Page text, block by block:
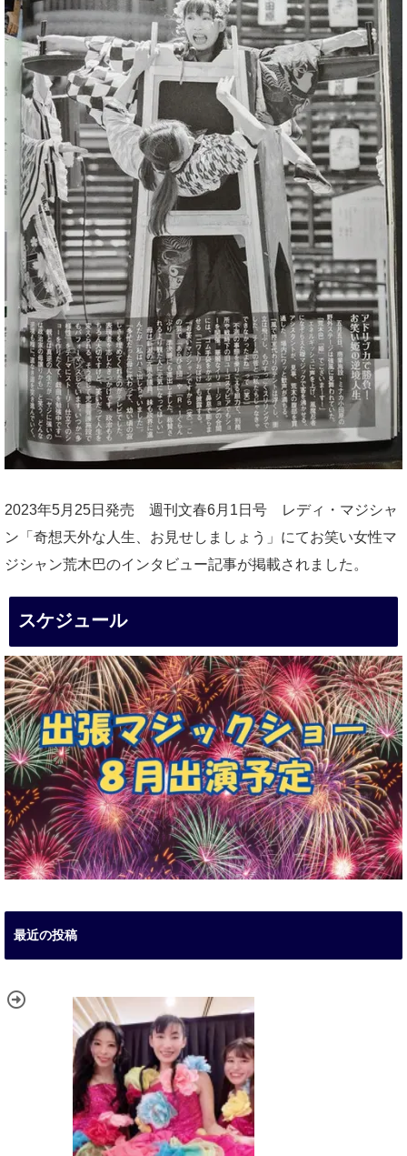
2023年5月25日発売 週刊文春6月1日号 レディ・マジシャ
ン「奇想天外な人生、お見せしましょう」にてお笑い女性マ
ジシャン荒木巴のインタビュー記事が掲載されました。
スケジュール
最近の投稿